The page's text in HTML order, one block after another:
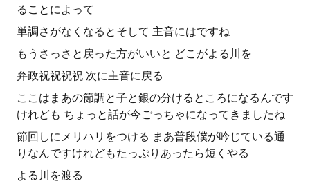
ることによって
単調さがなくなるとそして 主音にはですね
もうさっさと戻った方がいいと どこがよる川を
弁政祝祝祝祝 次に主音に戻る
ここはまあの節調と子と銀の分けるところになるんです
けれども ちょっと話が今ごっちゃになってきましたね
節回しにメリハリをつける まあ普段僕が吟じている通
りなんですけれどもたっぷりあったら短くやる
よる川を渡る